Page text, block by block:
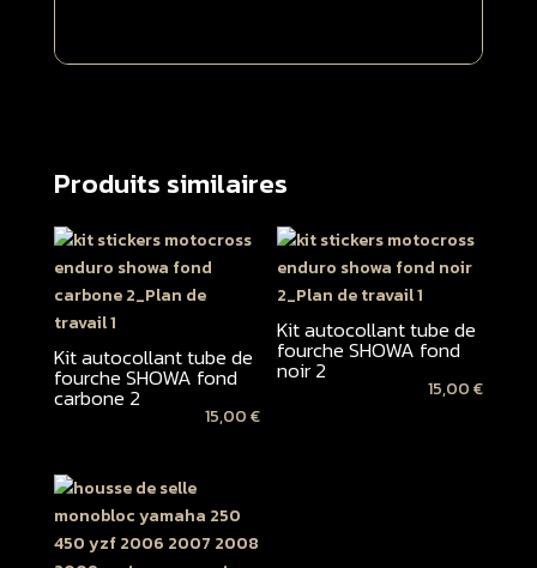
Produits similaires
Kit autocollant tube de
fourche SHOWA fond
carbone 2
15,00€
Kit autocollant tube de
fourche SHOWA fond
noir 2
15,00€